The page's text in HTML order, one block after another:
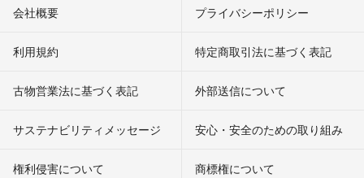
会社概要 プライバシーポリシー
利用規約 特定商取引法に基づく表記
古物営業法に基づく表記 外部送信について
サステナビリティメッセージ 安心・安全のための取り組み
権利侵害について
商標権について